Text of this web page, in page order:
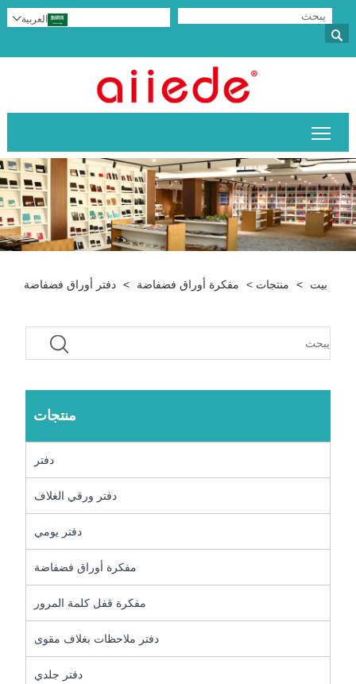

العربية
بيت > منتجات > مفكرة أوراق فضفاضة > دفتر أوراق فضفاضة
منتجات
دفتر
دفتر ورقي الغلاف
دفتر يومي
مفكرة أوراق فضفاضة
مفكرة قفل كلمة المرور
دفتر ملاحظات بغلاف مقوى
دفتر جلدي